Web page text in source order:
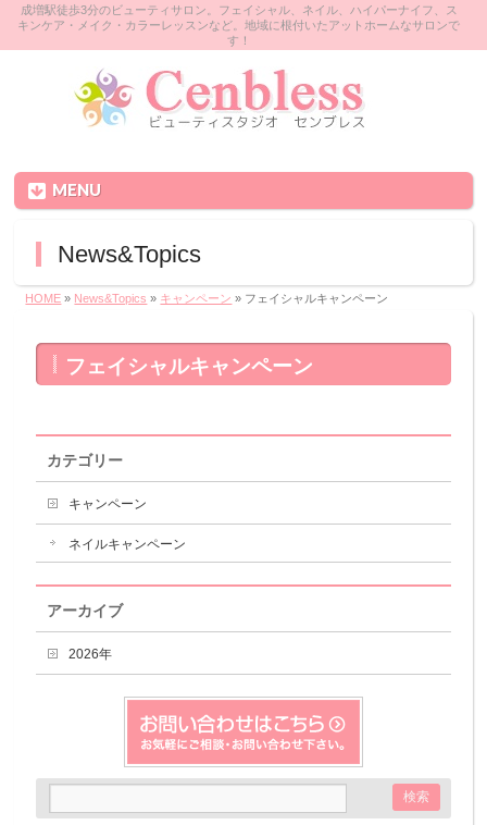
成増駅徒歩3分のビューティサロン。フェイシャル、ネイル、ハイパーナイフ、ス
キンケア・メイク・カラーレッスンなど。地域に根付いたアットホームなサロンで
す！
MENU
News&Topics
HOME » News&Topics » キャンペーン » フェイシャルキャンペーン
フェイシャルキャンペーン
カテゴリー
キャンペーン
ネイルキャンペーン
アーカイブ
2026年